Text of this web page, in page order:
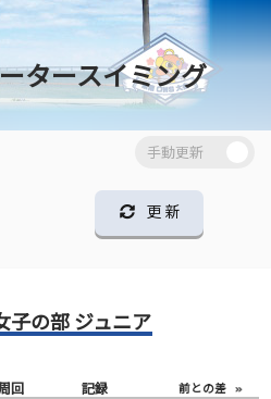
タースイミング
更 新
子の部 ジュニア
周回 記録 前との差